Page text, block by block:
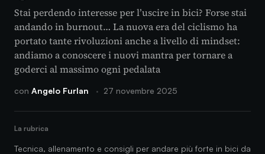
Stai perdendo interesse per l’uscire in bici? Forse stai
andando in burnout… La nuova era del ciclismo ha
portato tante rivoluzioni anche a livello di mindset:
andiamo a conoscere i nuovi mantra per tornare a
goderci al massimo ogni pedalata
con Angelo Furlan · 27 novembre 2025
La rubrica
Tecnica, allenamento e consigli per andare più forte in bici da